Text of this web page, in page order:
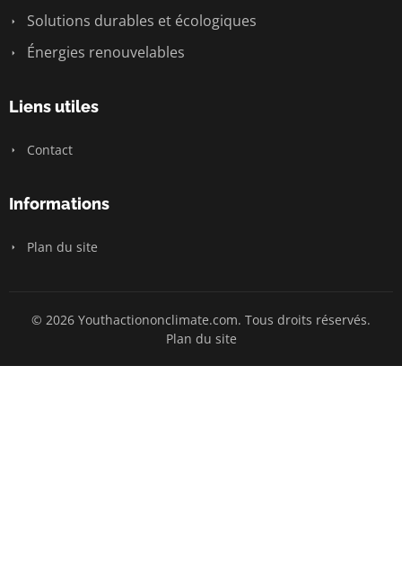
Solutions durables et écologiques
Énergies renouvelables
Liens utiles
Contact
Informations
Plan du site
© 2026 Youthactiononclimate.com. Tous droits réservés.
Plan du site